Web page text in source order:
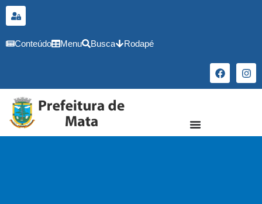
conteúdo
Conteúdo Menu Busca Rodapé